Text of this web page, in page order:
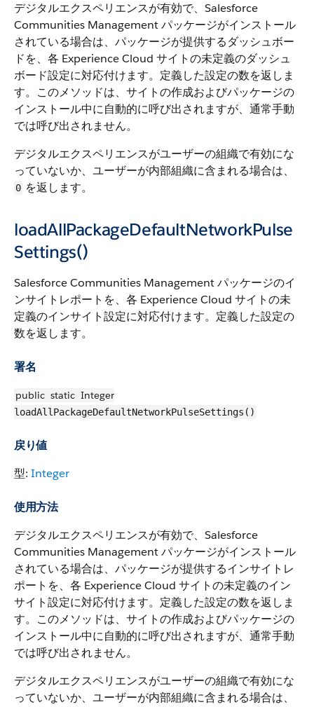
デジタルエクスペリエンスが有効で、Salesforce
Communities Management パッケージがインストール
されている場合は、パッケージが提供するダッシュボー
ドを、各 Experience Cloud サイトの未定義のダッシュ
ボード設定に対応付けます。定義した設定の数を返しま
す。このメソッドは、サイトの作成およびパッケージの
インストール中に自動的に呼び出されますが、通常手動
では呼び出されません。
デジタルエクスペリエンスがユーザーの組織で有効にな
っていないか、ユーザーが内部組織に含まれる場合は、
0 を返します。
loadAllPackageDefaultNetworkPulse
Settings()
Salesforce Communities Management パッケージのイ
ンサイトレポートを、各 Experience Cloud サイトの未
定義のインサイト設定に対応付けます。定義した設定の
数を返します。
署名
public static Integer
loadAllPackageDefaultNetworkPulseSettings()
戻り値
型: Integer
使用方法
デジタルエクスペリエンスが有効で、Salesforce
Communities Management パッケージがインストール
されている場合は、パッケージが提供するインサイトレ
ポートを、各 Experience Cloud サイトの未定義のイン
サイト設定に対応付けます。定義した設定の数を返しま
す。このメソッドは、サイトの作成およびパッケージの
インストール中に自動的に呼び出されますが、通常手動
では呼び出されません。
デジタルエクスペリエンスがユーザーの組織で有効にな
っていないか、ユーザーが内部組織に含まれる場合は、